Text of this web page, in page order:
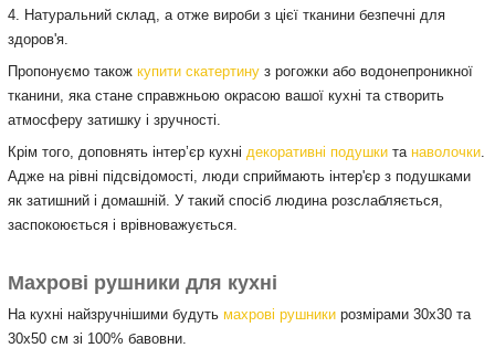
4. Натуральний склад, а отже вироби з цієї тканини безпечні для
здоров'я.
Пропонуємо також купити скатертинуз рогожки або водонепроникної
тканини, яка стане справжньою окрасою вашої кухні та створить
атмосферу затишку і зручності.
Крім того, доповнять інтер’єр кухні декоративні подушкита наволочки.
Адже на рівні підсвідомості, люди сприймають інтер'єр з подушками
як затишний і домашній. У такий спосіб людина розслабляється,
заспокоюється і врівноважується.
Махрові рушники для кухні
На кухні найзручнішими будуть махрові рушникирозмірами 30х30 та
30х50 см зі 100% бавовни.